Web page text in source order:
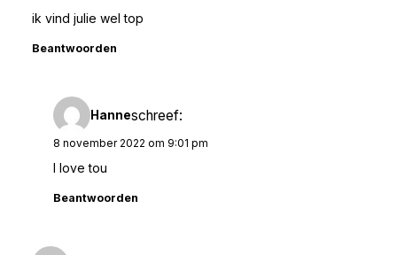
ik vind julie wel top
Beantwoorden
Hanneschreef:
8 november 2022 om 9:01 pm
I love tou
Beantwoorden